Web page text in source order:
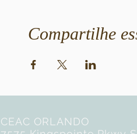
Compartilhe
CEAC ORLANDO